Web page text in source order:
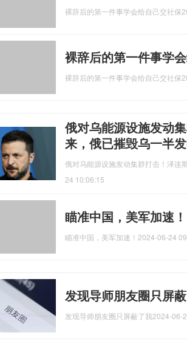
裸辞后的第一件事学会给自己交社保
裸辞后的第一件事学
裸辞后的第一件事学会给自己交社保
俄对乌能源设施发动
来，俄已摧毁乌一半
俄对乌能源设施发动集群打击！泽连
24 10:06:15
瞄准中国，美军加速！
瞄准中国，美军加速！ 2024-06-24
发现导师朋友圈只屏
发现导师朋友圈只屏蔽了我2024-06-